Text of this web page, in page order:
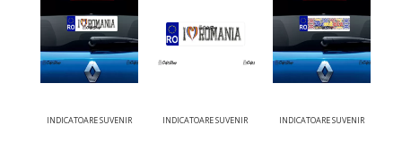
INDICATOARE SUVENIR INDICATOARE SUVENIR INDICATOARE SUVENIR